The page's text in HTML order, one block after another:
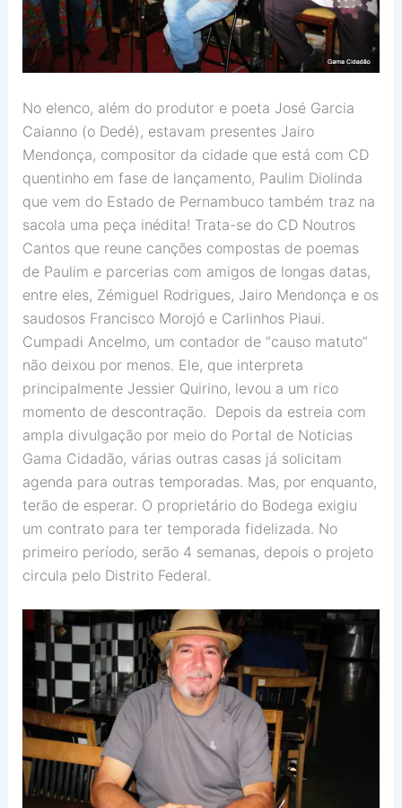
No elenco, além do produtor e poeta José Garcia
Caianno (o Dedé), estavam presentes Jairo
Mendonça, compositor da cidade que está com CD
quentinho em fase de lançamento, Paulim Diolinda
que vem do Estado de Pernambuco também traz na
sacola uma peça inédita! Trata-se do CD Noutros
Cantos que reune canções compostas de poemas
de Paulim e parcerias com amigos de longas datas,
entre eles, Zémiguel Rodrigues, Jairo Mendonça e os
saudosos Francisco Morojó e Carlinhos Piaui.
Cumpadi Ancelmo, um contador de “causo matuto”
não deixou por menos. Ele, que interpreta
principalmente Jessier Quirino, levou a um rico
momento de descontração. Depois da estreia com
ampla divulgação por meio do Portal de Noticias
Gama Cidadão, várias outras casas já solicitam
agenda para outras temporadas. Mas, por enquanto,
terão de esperar. O proprietário do Bodega exigiu
um contrato para ter temporada fidelizada. No
primeiro período, serão 4 semanas, depois o projeto
circula pelo Distrito Federal.